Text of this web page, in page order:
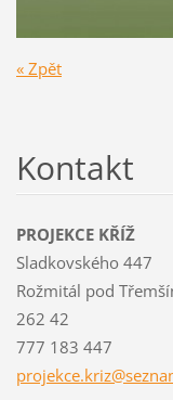
« Zpět
Kontakt
PROJEKCE KŘÍŽ
Sladkovského 447
Rožmitál pod
262 42
777 183 447
projekce.kriz@se